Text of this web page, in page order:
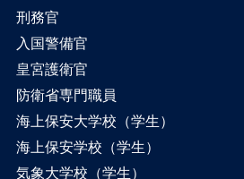
刑務官
入国警備官
皇宮護衛官
防衛省専門職員
海上保安大学校（学生）
海上保安学校（学生）
気象大学校（学生）